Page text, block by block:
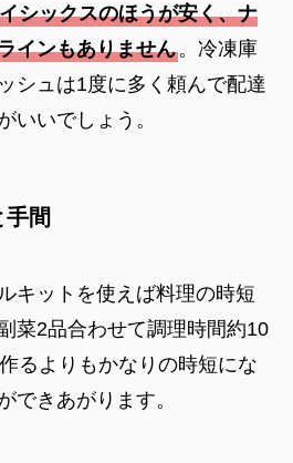
シックスのほうが安く、ナ
インもありません。冷凍庫
シュは1度に多く頼んで配達
いいでしょう。
間
キットを使えば料理の時短
菜2品合わせて調理時間約10
るよりもかなりの時短にな
できあがります。